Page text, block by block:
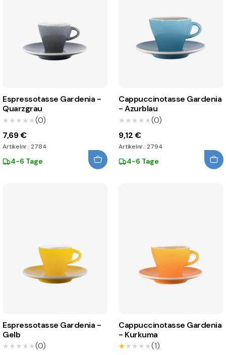
Espressotasse Gardenia -
Quarzgrau
★★★★★
★★★★★(0)
7,69 €
Artikelnr.: 2784
4-6 Tage
Cappuccinotasse Gardenia
- Azurblau
★★★★★
★★★★★(0)
9,12 €
Artikelnr.: 2794
4-6 Tage
Espressotasse Gardenia -
Gelb
★★★★★
★★★★★(0)
Cappuccinotasse Gardenia
- Kurkuma
★★★★★
★★★★★(1)